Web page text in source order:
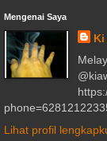
Mengenai Saya
Ki
Lihat profil